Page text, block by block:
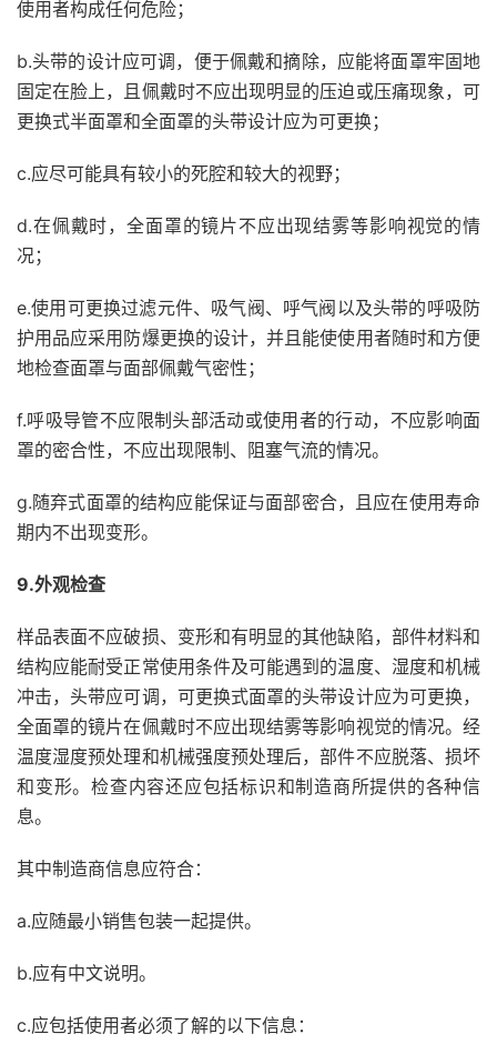
使用者构成任何危险；
b.头带的设计应可调，便于佩戴和摘除，应能将面罩牢固地
固定在脸上，且佩戴时不应出现明显的压迫或压痛现象，可
更换式半面罩和全面罩的头带设计应为可更换；
c.应尽可能具有较小的死腔和较大的视野；
d.在佩戴时，全面罩的镜片不应出现结雾等影响视觉的情
况；
e.使用可更换过滤元件、吸气阀、呼气阀以及头带的呼吸防
护用品应采用防爆更换的设计，并且能使使用者随时和方便
地检查面罩与面部佩戴气密性；
f.呼吸导管不应限制头部活动或使用者的行动，不应影响面
罩的密合性，不应出现限制、阻塞气流的情况。
g.随弃式面罩的结构应能保证与面部密合，且应在使用寿命
期内不出现变形。
9.外观检查
样品表面不应破损、变形和有明显的其他缺陷，部件材料和
结构应能耐受正常使用条件及可能遇到的温度、湿度和机械
冲击，头带应可调，可更换式面罩的头带设计应为可更换，
全面罩的镜片在佩戴时不应出现结雾等影响视觉的情况。经
温度湿度预处理和机械强度预处理后，部件不应脱落、损坏
和变形。检查内容还应包括标识和制造商所提供的各种信
息。
其中制造商信息应符合：
a.应随最小销售包装一起提供。
b.应有中文说明。
c.应包括使用者必须了解的以下信息：